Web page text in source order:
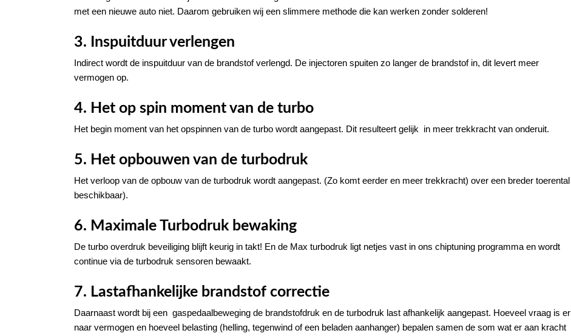
met een nieuwe auto niet. Daarom gebruiken wij een slimmere methode die kan werken zonder solderen!
3. Inspuitduur verlengen
Indirect wordt de inspuitduur van de brandstof verlengd. De injectoren spuiten zo langer de brandstof in, dit levert meer
vermogen op.
4. Het op spin moment van de turbo
Het begin moment van het opspinnen van de turbo wordt aangepast. Dit resulteert gelijk in meer trekkracht van onderuit.
5. Het opbouwen van de turbodruk
Het verloop van de opbouw van de turbodruk wordt aangepast. (Zo komt eerder en meer trekkracht) over een breder toerental
beschikbaar).
6. Maximale Turbodruk bewaking
De turbo overdruk beveiliging blijft keurig in takt! En de Max turbodruk ligt netjes vast in ons chiptuning programma en wordt
continue via de turbodruk sensoren bewaakt.
7. Lastafhankelijke brandstof correctie
Daarnaast wordt bij een gaspedaalbeweging de brandstofdruk en de turbodruk last afhankelijk aangepast. Hoeveel vraag is er
naar vermogen en hoeveel belasting (helling, tegenwind of een beladen aanhanger) bepalen samen de som wat er aan kracht